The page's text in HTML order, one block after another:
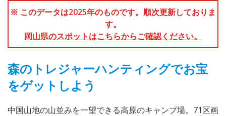
※ このデータは2025年のものです。順次更新しておりま
す。
岡山県のスポットはこちらからご確認ください。
森のトレジャーハンティングでお宝
をゲットしよう
中国山地の山並みを一望できる高原のキャンプ場。71区画